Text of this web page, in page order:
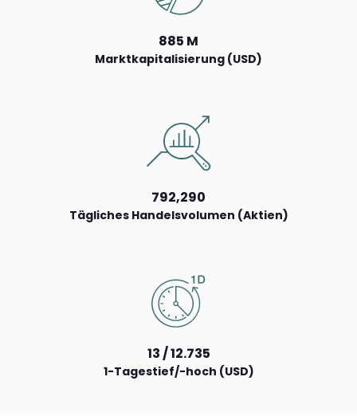
885 M
Marktkapitalisierung (USD)
792,290
Tägliches Handelsvolumen (Aktien)
13 / 12.735
1-Tagestief/-hoch (USD)